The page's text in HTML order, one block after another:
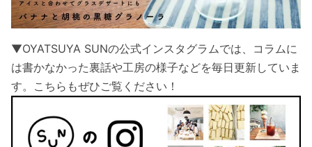
▼OYATSUYA SUNの公式インスタグラムでは、コラムに
は書かなかった裏話や工房の様子などを毎日更新していま
す。こちらもぜひご覧ください！